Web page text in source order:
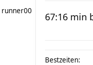
runner00 67:16 min
Bestzeiten: